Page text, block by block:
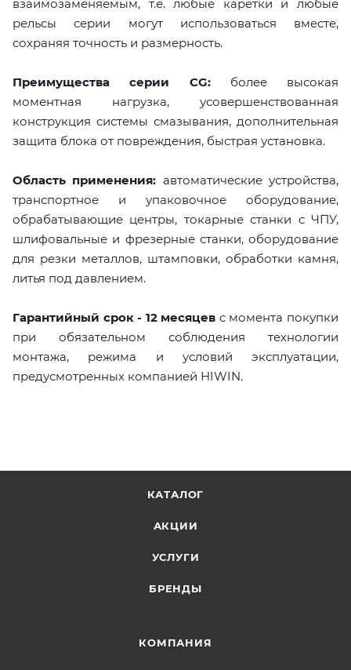
взаимозаменяемым, т.е. любые каретки и любые
рельсы серии могут использоваться вместе,
сохраняя точность и размерность.
Преимущества серии CG:более высокая
моментная нагрузка, усовершенствованная
конструкция системы смазывания, дополнительная
защита блока от повреждения, быстрая установка.
Область применения: автоматические устройства,
транспортное и упаковочное оборудование,
обрабатывающие центры, токарные станки с ЧПУ,
шлифовальные и фрезерные станки, оборудование
для резки металлов, штамповки, обработки камня,
литья под давлением.
Гарантийный срок - 12 месяцев с момента покупки
при обязательном соблюдения технологии
монтажа, режима и условий эксплуатации,
предусмотренных компанией HIWIN.
КАТАЛОГ
АКЦИИ
УСЛУГИ
БРЕНДЫ
КОМПАНИЯ